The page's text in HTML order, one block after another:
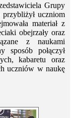
Grupy
uczniom
materiał z
obejrzały oraz
z naukami
sposób połączył
kabaretu oraz
uczniów w naukę